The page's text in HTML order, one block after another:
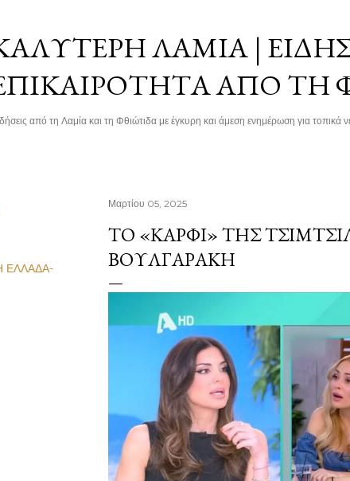
ΛΑΜΊΑ |
ΑΠΌ ΤΗ
από τη Λαμία και τη Φθιώτιδα με έγκυρη και άμεση ενημέρωση για τοπικά
ΕΛΛΑΔΑ-
Μαρτίου 05, 2025
ΤΟ «ΚΑΡΦΊ» ΤΗΣ
ΒΟΥΛΓΑΡΆΚΗ